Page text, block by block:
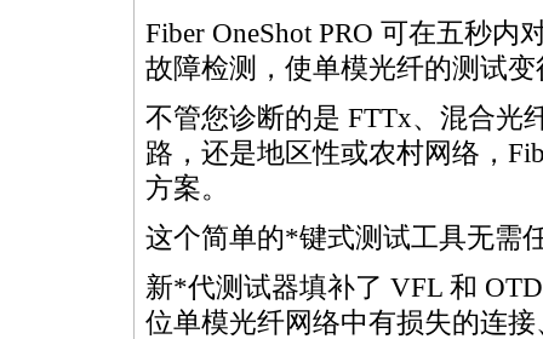
Fiber OneShot PRO 可在五秒
故障检测，使单模光纤的测试
不管您诊断的是 FTTx、混合光
路，还是地区性或农村网络，
方案。
这个简单的*键式测试工具无需
新*代测试器填补了 VFL 和
位单模光纤网络中有损失的连